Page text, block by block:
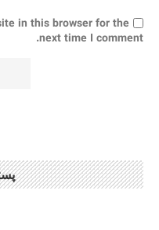
in this browser for the
next time I comment.